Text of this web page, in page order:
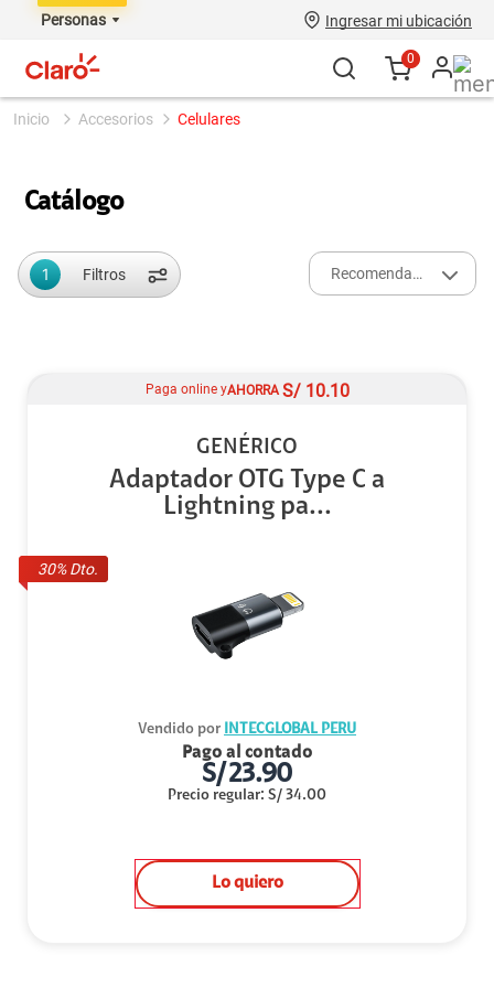
Personas Ingresar mi ubicación
0
accesorios celulares
Catálogo
1 Filtros Recomendados
30% Dto.
Paga online yAHORRA S/ 10.10
GENÉRICO
Adaptador OTG Type C a
Lightning pa...
Vendido por INTECGLOBAL PERU
Pago al contado
S/23.90
Precio regular: S/ 34.00
Lo quiero